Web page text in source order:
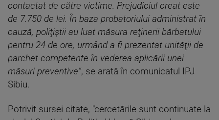
contactat de către victime. Prejudiciul creat este
de 7.750 de lei. În baza probatoriului administrat în
cauză, poliţiştii au luat măsura reţinerii bărbatului
pentru 24 de ore, urmând a fi prezentat unităţii de
parchet competente în vederea aplicării unei
măsuri preventive”, se arată în comunicatul IPJ
Sibiu.
Potrivit sursei citate, "cercetările sunt continuate la